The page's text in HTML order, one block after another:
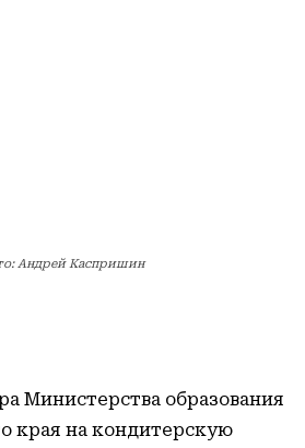
Андрей Каспришин
Министерства образования
края на кондитерскую